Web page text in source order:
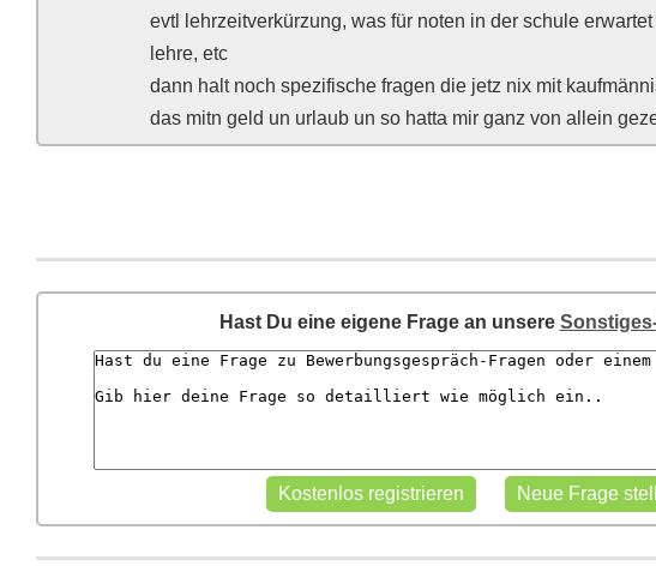
evtl lehrzeitverkürzung, was für noten in der schule
lehre, etc
dann halt noch spezifische fragen die jetz nix mit
das mitn geld un urlaub un so hatta mir ganz von allein
Hast Du eine eigene Frage an unsere